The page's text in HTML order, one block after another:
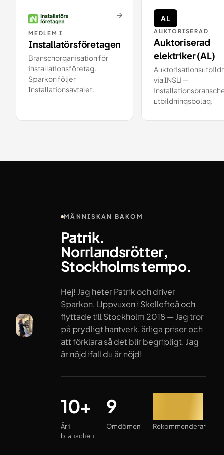
MEDLEM I
Installatörsföretagen
Branschorganisation för
installationsföretag.
Sparkon följer
Installationsavtalet.
→ AL
AUKTORISERAD
Auktoriserad
elektriker (AL)
via INSU —
utbildningsbolag.
MÄNNISKAN BAKOM
Patrik.
Norrlandsrötter,
Stockholms tempo.
Hej! Jag heter Patrik och driver
Sparkon. Uppvuxen i Skellefteå och
flyttade till Stockholm 2018 — Jag tror
på prydligt hantverk, ärliga priser och
att förklara så det blir begripligt. Jag
är nöjd ifall du är nöjd!
År i branschen
10+
År i
branschen
Omdömen
9
Omdömen Rekommenderar